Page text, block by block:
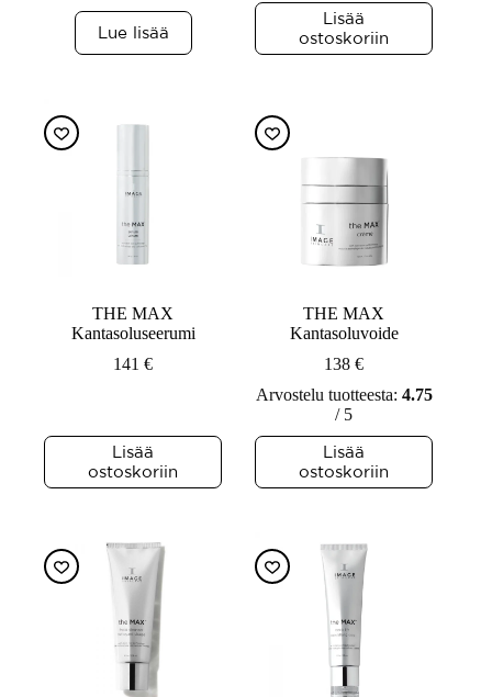
Lue lisää
Lisää
ostoskoriin
THE MAX
Kantasoluseerumi
141€
Lisää
ostoskoriin
THE MAX
Kantasoluvoide
138€
Arvostelu tuotteesta: 4.75
/ 5
Lisää
ostoskoriin